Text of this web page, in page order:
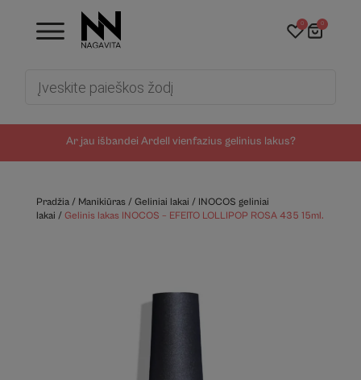
Ar jau išbandei Ardell vienfazius gelinius lakus?
0 0
Pradžia/ Manikiūras/ Geliniai lakai / INOCOS geliniai
lakai / Gelinis lakas INOCOS – EFEITO LOLLIPOP ROSA 435 15ml.